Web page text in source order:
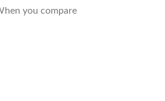
you compare